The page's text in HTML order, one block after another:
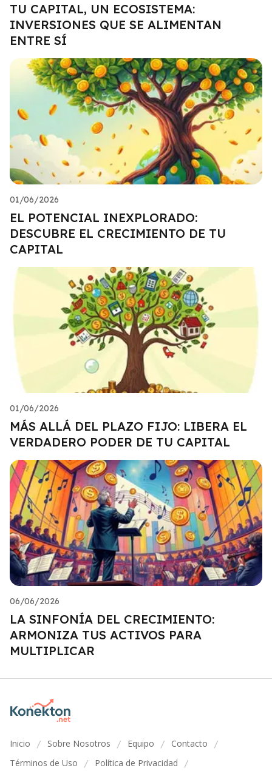
TU CAPITAL, UN ECOSISTEMA:
INVERSIONES QUE SE ALIMENTAN
ENTRE SÍ
01/06/2026
EL POTENCIAL INEXPLORADO:
DESCUBRE EL CRECIMIENTO DE TU
CAPITAL
01/06/2026
MÁS ALLÁ DEL PLAZO FIJO: LIBERA EL
VERDADERO PODER DE TU CAPITAL
06/06/2026
LA SINFONÍA DEL CRECIMIENTO:
ARMONIZA TUS ACTIVOS PARA
MULTIPLICAR
Inicio / Sobre Nosotros / Equipo / Contacto /
Términos de Uso / Política de Privacidad /